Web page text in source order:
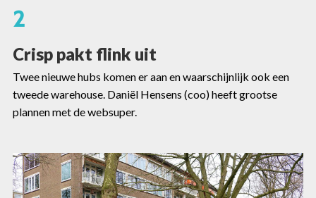
2
Crisp pakt flink uit
Twee nieuwe hubs komen er aan en waarschijnlijk ook een
tweede warehouse. Daniël Hensens (coo) heeft grootse
plannen met de websuper.